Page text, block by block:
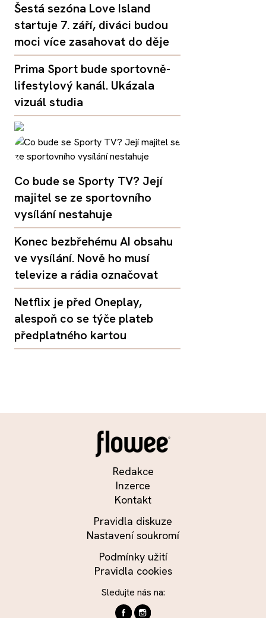
Šestá sezóna Love Island
startuje 7. září, diváci budou
moci více zasahovat do děje
Prima Sport bude sportovně-
lifestylový kanál. Ukázala
vizuál studia
Co bude se Sporty TV? Její
majitel se ze sportovního
vysílání nestahuje
Konec bezbřehému AI obsahu
ve vysílání. Nově ho musí
televize a rádia označovat
Netflix je před Oneplay,
alespoň co se týče plateb
předplatného kartou
Redakce
Inzerce
Kontakt
Pravidla diskuze
Nastavení soukromí
Podmínky užití
Pravidla cookies
Sledujte nás na: